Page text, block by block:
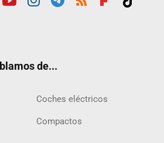
de...
Coches eléctricos
Compactos